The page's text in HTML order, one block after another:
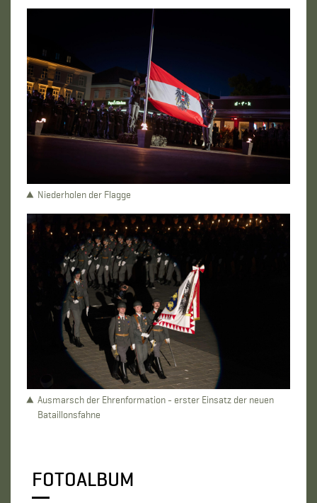
Niederholen der Flagge
Ausmarsch der Ehrenformation - erster Einsatz der neuen
Bataillonsfahne
FOTOALBUM